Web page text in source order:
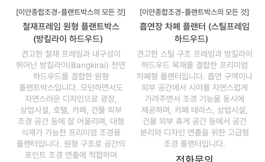
[이안종합조경-플랜트박스의 모든 것]
철재프레임 원형 플랜트박스
(방킬라이 하드우드)
견고한 철재 프레임과 내구성이
뛰어난 방킬라이(Bangkirai) 천연
하드우드를 결합한 원형
플랜트박스입니다. 모던하면서도
자연스러운 디자인으로 광장,
상업시설, 호텔, 카페, 건물 외부
조경 공간 등에 잘 어울리며, 대형
식재가 가능한 프리미엄 조경용
플랜터입니다. 원형 구조로 공간의
포인트 조경 연출에 적합하며
[이안종합조경-플랜트박스의 모든 것]
흡연장 차폐 플랜터 (스틸프레임
하드우드)
견고한 스틸 구조 프레임과 방킬라이
하드우드 목재를 결합한 프리미엄
차폐형 플랜터입니다. 흡연 구역이나
외부 공간에서 시야를 자연스럽게
가려주면서 조경 기능을 동시에
제공하며, 카페 테라스, 상업시설,
건물 외부 휴게 공간 등에서 공간
분리와 디자인 연출을 위한 고급형
조경 플랜터입니다.